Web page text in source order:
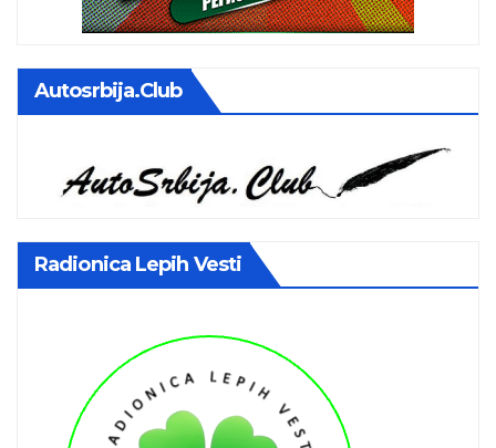
Autosrbija.club
Radionica Lepih Vesti